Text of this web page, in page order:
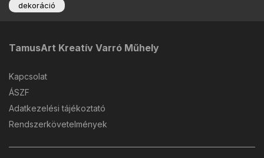
dekoráció
TamusArt Kreatív Varró Műhely
Kapcsolat
ÁSZF
Adatkezelési tájékoztató
Rendszerkövetelmények